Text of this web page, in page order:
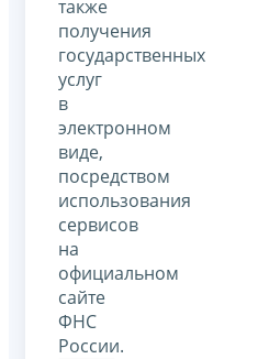
также
получения
государственных
услуг
в
электронном
виде,
посредством
использования
сервисов
на
официальном
сайте
ФНС
России.